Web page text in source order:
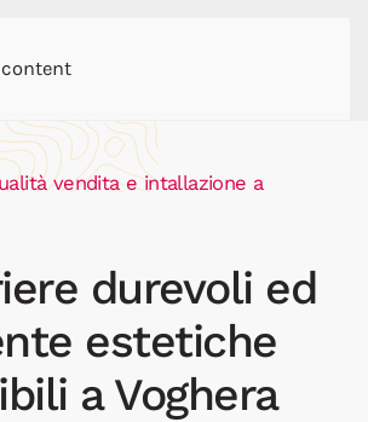
vendita e intallazione a
durevoli ed
estetiche
a Voghera